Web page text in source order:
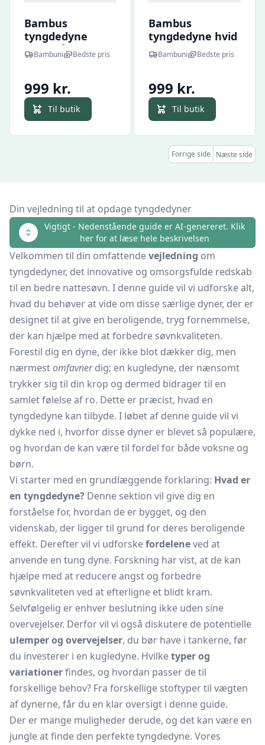
Bambus
tyngdedyne
koksgrå 140x200
- 7kg
Bambuni Bedste pris
999 kr.
Til butik
Bambus
tyngdedyne hvid
140x200 - 7kg
Bambuni Bedste pris
999 kr.
Til butik
Forrige side Næste side
Din vejledning til at opdage tyngdedyner
Vigtigt - Nedenstående guide er AI-genereret. Klik
her for at læse hele beskrivelsen
Velkommen til din omfattendevejledning om
tyngdedyner, det innovative og omsorgsfulde redskab
til en bedre nattesøvn. I denne guide vil vi udforske alt,
hvad du behøver at vide om disse særlige dyner, der er
designet til at give en beroligende, tryg fornemmelse,
der kan hjælpe med at forbedre søvnkvaliteten.
Forestil dig en dyne, der ikke blot dækker dig, men
nærmestomfavnerdig; en kugledyne, der nænsomt
trykker sig til din krop og dermed bidrager til en
samlet følelse af ro. Dette er præcist, hvad en
tyngdedyne kan tilbyde. I løbet af denne guide vil vi
dykke ned i, hvorfor disse dyner er blevet så populære,
og hvordan de kan være til fordel for både voksne og
børn.
Vi starter med en grundlæggende forklaring: Hvad er
en tyngdedyne? Denne sektion vil give dig en
forståelse for, hvordan de er bygget, og den
videnskab, der ligger til grund for deres beroligende
effekt. Derefter vil vi udforskefordeleneved at
anvende en tung dyne. Forskning har vist, at de kan
hjælpe med at reducere angst og forbedre
søvnkvaliteten ved at efterligne et blidt kram.
Selvfølgelig er enhver beslutning ikke uden sine
overvejelser. Derfor vil vi også diskutere de potentielle
ulemper og overvejelser, du bør have i tankerne, før
du investerer i en kugledyne. Hvilketyper og
variationerfindes, og hvordan passer de til
forskellige behov? Fra forskellige stoftyper til vægten
af dynerne, får du en klar oversigt i denne guide.
Der er mange muligheder derude, og det kan være en
jungle at finde den perfekte tyngdedyne. Vores